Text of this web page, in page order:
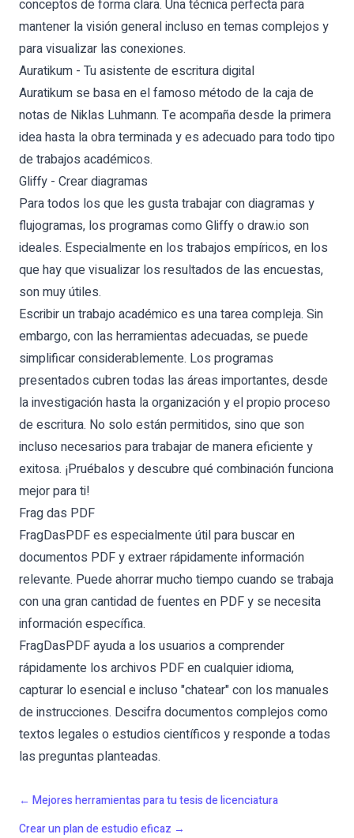
conceptos de forma clara. Una técnica perfecta para
mantener la visión general incluso en temas complejos y
para visualizar las conexiones.
Auratikum - Tu asistente de escritura digital
Auratikum se basa en el famoso método de la caja de
notas de Niklas Luhmann. Te acompaña desde la primera
idea hasta la obra terminada y es adecuado para todo tipo
de trabajos académicos.
Gliffy - Crear diagramas
Para todos los que les gusta trabajar con diagramas y
flujogramas, los programas como Gliffy o draw.io son
ideales. Especialmente en los trabajos empíricos, en los
que hay que visualizar los resultados de las encuestas,
son muy útiles.
Escribir un trabajo académico es una tarea compleja. Sin
embargo, con las herramientas adecuadas, se puede
simplificar considerablemente. Los programas
presentados cubren todas las áreas importantes, desde
la investigación hasta la organización y el propio proceso
de escritura. No solo están permitidos, sino que son
incluso necesarios para trabajar de manera eficiente y
exitosa. ¡Pruébalos y descubre qué combinación funciona
mejor para ti!
Frag das PDF
FragDasPDF es especialmente útil para buscar en
documentos PDF y extraer rápidamente información
relevante. Puede ahorrar mucho tiempo cuando se trabaja
con una gran cantidad de fuentes en PDF y se necesita
información específica.
FragDasPDF ayuda a los usuarios a comprender
rápidamente los archivos PDF en cualquier idioma,
capturar lo esencial e incluso "chatear" con los manuales
de instrucciones. Descifra documentos complejos como
textos legales o estudios científicos y responde a todas
las preguntas planteadas.
← Mejores herramientas para tu tesis de licenciatura
Crear un plan de estudio eficaz →